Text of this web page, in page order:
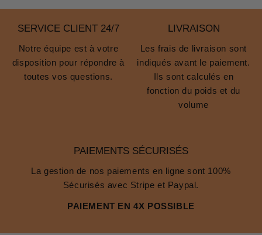
SERVICE CLIENT 24/7
Notre équipe est à votre
disposition pour répondre à
toutes vos questions.
LIVRAISON
Les frais de livraison sont
indiqués avant le paiement.
Ils sont calculés en
fonction du poids et du
volume
PAIEMENTS SÉCURISÉS
La gestion de nos paiements en ligne sont 100%
Sécurisés avec Stripe et Paypal.
PAIEMENT EN 4X POSSIBLE